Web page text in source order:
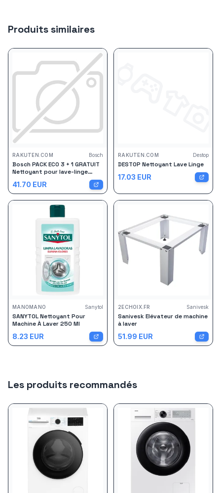
Produits similaires
RAKUTEN.COM Bosch
Bosch PACK ECO 3 + 1 GRATUIT
Nettoyant pour lave-linge
Made in Germany - 00311928
41.70 EUR
RAKUTEN.COM Destop
DESTOP Nettoyant Lave Linge
17.03 EUR
MANOMANO Sanytol
SANYTOL Nettoyant Pour
Machine À Laver 250 Ml
8.23 EUR
2ECHOIX.FR Sanivesk
Sanivesk Elévateur de machine
à laver
51.99 EUR
Les produits recommandés